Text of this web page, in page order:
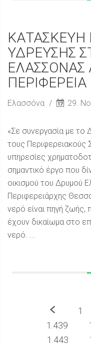
ΚΑΤΑΣΚΕΥΗ
ΥΔΡΕΥΣΗΣ
ΠΕΡΙΦΕΡΕΙΑ
Ελασσόνα 29.
«Σε συνεργασία με
τους Περιφερειακούς
υπηρεσίες
σημαντικό έργο που
οικισμού του Δρυμού
Περιφερειάρχης
νερό είναι πηγή ζωής,
έχουν δικαίωμα στο
νερό. ...
1
1.439
1.443